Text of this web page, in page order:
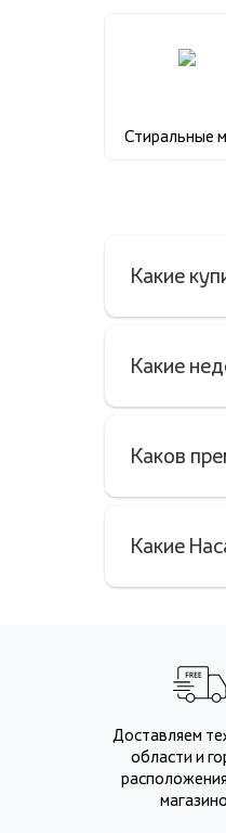
Стиральные
Какие
Какие
Каков
Какие
Доставляем
области и